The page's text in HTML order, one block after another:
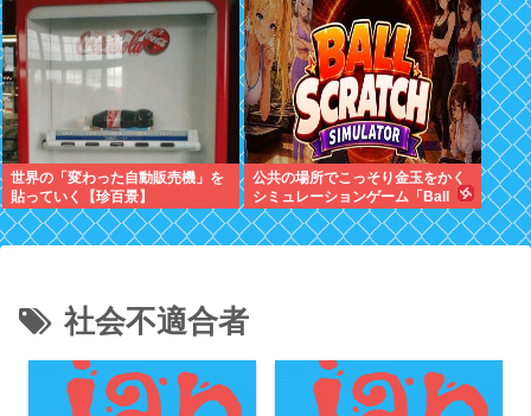
世界の「変わった自動販売機」を
貼っていく【珍百景】
公共の場所でこっそり金玉をかく
シミュレーションゲーム「Ball
Scratch Simulator」がSteamで
発表される
社会不適合者